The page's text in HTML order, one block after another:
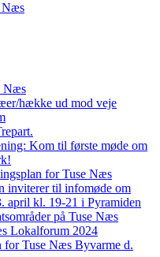
Næs
Næs
hække ud mod veje
Kom til første møde om
for Tuse Næs
inviterer til infomøde om
april kl. 19-21 i Pyramiden
på Tuse Næs
Lokalforum 2024
for Tuse Næs Byvarme d.